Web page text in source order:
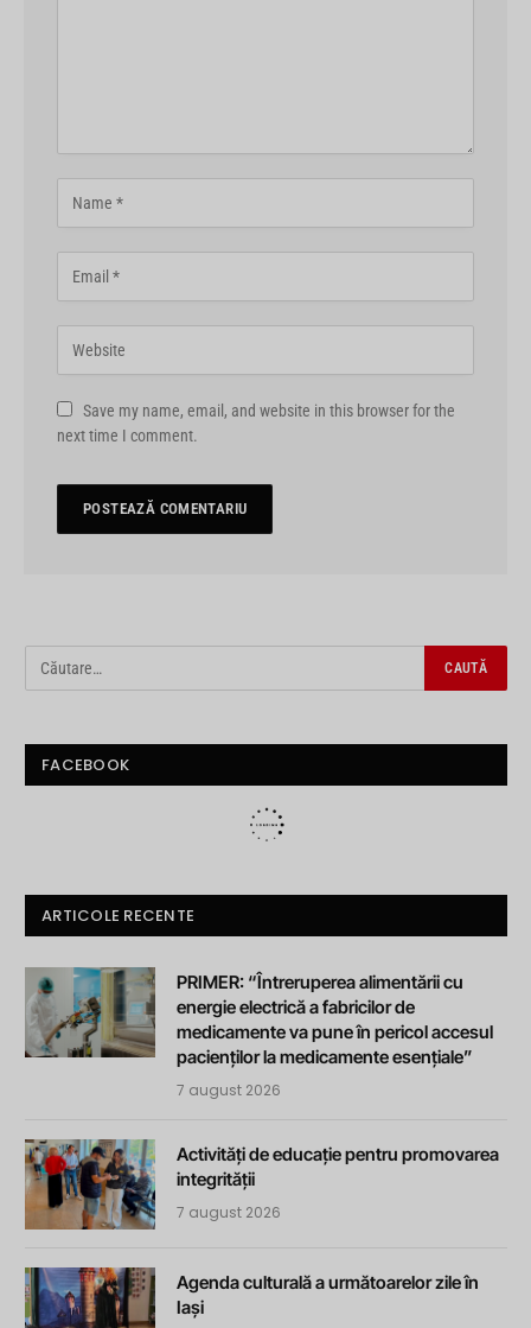
Save my name, email, and website in this browser for the
next time I comment.
FACEBOOK
ARTICOLE RECENTE
PRIMER: “Întreruperea alimentării cu
energie electrică a fabricilor de
medicamente va pune în pericol accesul
pacienților la medicamente esențiale”
7 august 2026
Activități de educație pentru promovarea
integrității
7 august 2026
Agenda culturală a următoarelor zile în
Iași